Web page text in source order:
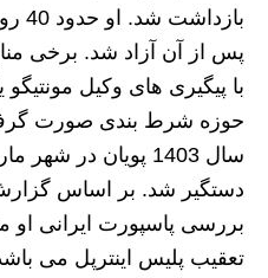
پس از آن آزاد شد. برخی
با پیگیری های وکیل
حوزه شرط بندی صورت
سال 1403 پویان در
دستگیر شد. بر اساس
بررسی پاسپورت ایرانی
تعقیب پلیس اینترپل می